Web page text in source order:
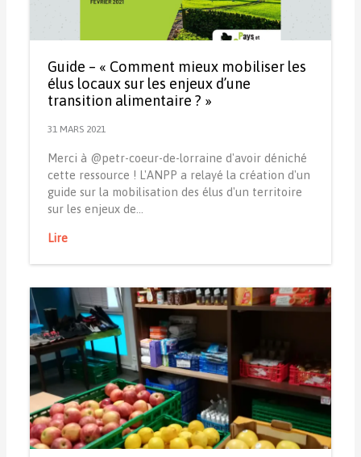
Guide – « Comment mieux mobiliser les
élus locaux sur les enjeux d’une
transition alimentaire ? »
31 MARS 2021
Merci à @petr-coeur-de-lorraine d'avoir déniché
cette ressource ! L'ANPP a relayé la création d'un
guide sur la mobilisation des élus d'un territoire
sur les enjeux de…
Lire